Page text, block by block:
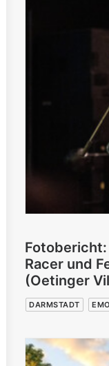
Fotobericht:
Racer und
(Oetinger
DARMSTADT EMO